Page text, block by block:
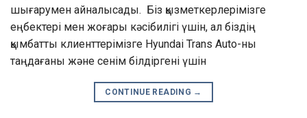
шығарумен айналысады. Біз қызметкерлерімізге
еңбектері мен жоғары кәсібилігі үшін, ал біздің
қымбатты клиенттерімізге Hyundai Trans Auto-ны
таңдағаны және сенім білдіргені үшін
CONTINUE READING →